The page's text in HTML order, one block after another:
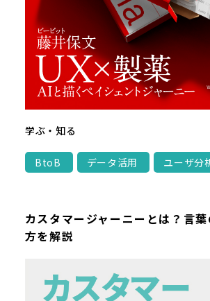
学ぶ・知る
BtoB データ活用 ユーザ分
カスタマージャーニーとは？言
方を解説